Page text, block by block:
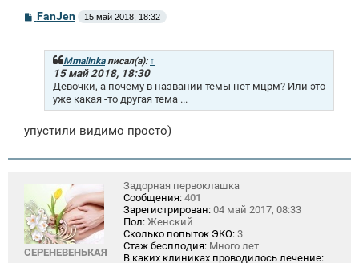
СFanJen 15 май 2018, 18:32
Mmalinkaписал(а): ↑
15 май 2018, 18:30
Девочки, а почему в названии темы нет мцрм? Или это
уже какая -то другая тема ...
упустили видимо просто)
СЕРЕНЕВЕНЬКАЯ
Задорная первоклашка
Сообщения: 401
Зарегистрирован: 04 май 2017, 08:33
Пол: Женский
Сколько попыток ЭКО: 3
Стаж бесплодия: Много лет
В каких клиниках проводилось лечение: